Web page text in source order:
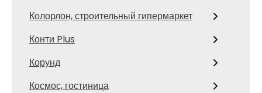
Колорлон, строительный гипермаркет
Конти Plus
Корунд
Космос, гостиница